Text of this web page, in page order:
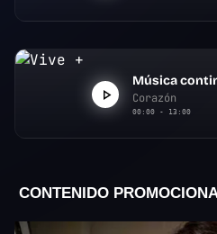
Música
Corazón
00:00 - 13:00